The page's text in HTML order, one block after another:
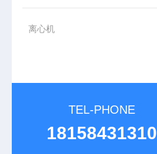
离心机
TEL-PHONE
18158431310